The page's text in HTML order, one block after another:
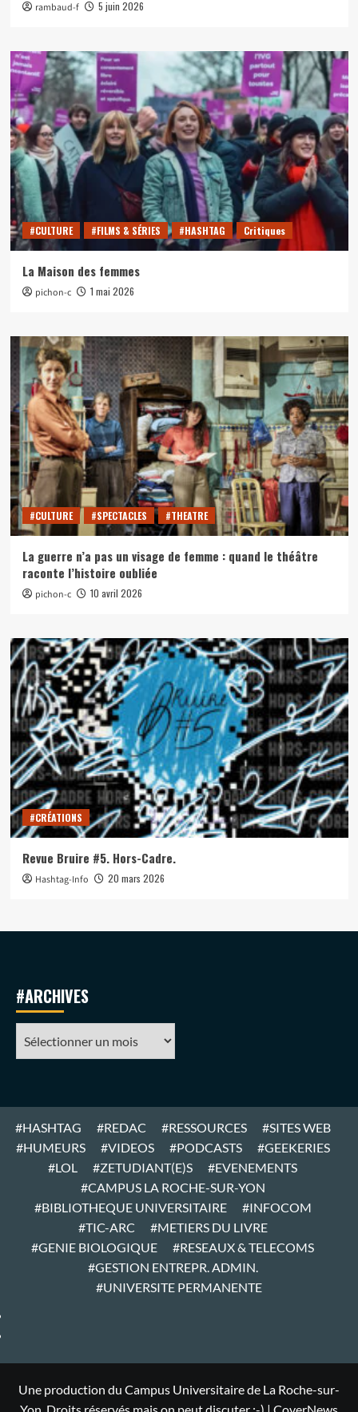
rambaud-f 5 juin 2026
#CULTURE #FILMS & SÉRIES #HASHTAG Critiques
La Maison des femmes
pichon-c 1 mai 2026
#CULTURE #SPECTACLES #THEATRE
La guerre n’a pas un visage de femme : quand le théâtre
raconte l’histoire oubliée
pichon-c 10 avril 2026
#CRÉATIONS
Revue Bruire #5. Hors-Cadre.
Hashtag-Info 20 mars 2026
#ARCHIVES
#HASHTAG #REDAC #RESSOURCES
#SITES WEB
#HUMEURS
#VIDEOS #PODCASTS
#GEEKERIES
#LOL
#ZETUDIANT(E)S
#EVENEMENTS
#CAMPUS LA ROCHE-SUR-YON
#BIBLIOTHEQUE UNIVERSITAIRE
#INFOCOM
#TIC-ARC
#METIERS DU LIVRE
#GENIE BIOLOGIQUE
#RESEAUX & TELECOMS
#GESTION ENTREPR. ADMIN.
#UNIVERSITE PERMANENTE
Une production du Campus Universitaire de La Roche-sur-
Yon. Droits réservés mais on peut discuter :-) | CoverNews